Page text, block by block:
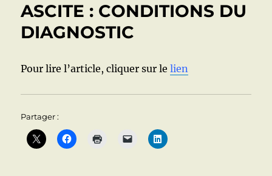
PORTALE
COURS
CIRRHOSE
récents)
ASCITE : CONDITIONS DU
DIAGNOSTIC
Pour lire l’article, cliquer sur lelien
Partager :